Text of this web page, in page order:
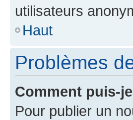
utilisateurs
Haut
Problèmes
Comment puis-
Pour publier un